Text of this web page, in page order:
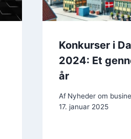
Konkurser i
2024: Et
år
Af Nyheder om
17. januar 2025